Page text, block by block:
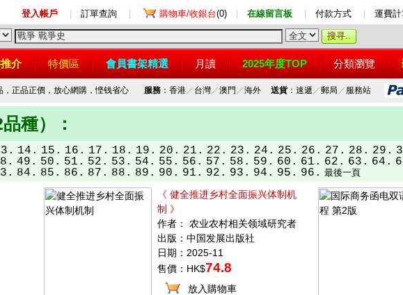
登入帳戶 訂單查詢 購物車/收銀台(0) 在線留言板 付款方式 運費
介 特價區 會員書架精選 月讀 2025年度TOP 分類瀏覽
，正品正價，放心網購，悭钱省心 服務：香港／ 台灣／澳門 ／海外 送貨：速遞 ／郵局 ／ 服務站
種）：
14. 15. 16. 17. 18. 19. 20. 21. 22. 23. 24. 25. 26. 27. 28. 29.
49. 50. 51. 52. 53. 54. 55. 56. 57. 58. 59. 60. 61. 62. 63. 64.
84. 85. 86. 87. 88. 89. 90. 91. 92. 93. 94. 95. 96. 最後一頁
《 健全推进乡村全面振兴体制机
制 》
作者： 农业农村相关领域研究者
出版：中国发展出版社
日期：2025-11
售價：HK$74.8
放入購物車